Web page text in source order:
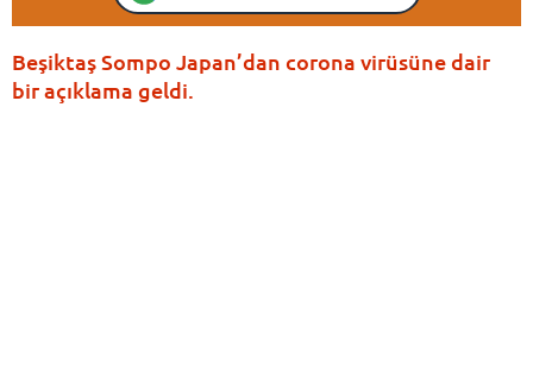
Beşiktaş Sompo Japan’dan corona virüsüne dair
bir açıklama geldi.